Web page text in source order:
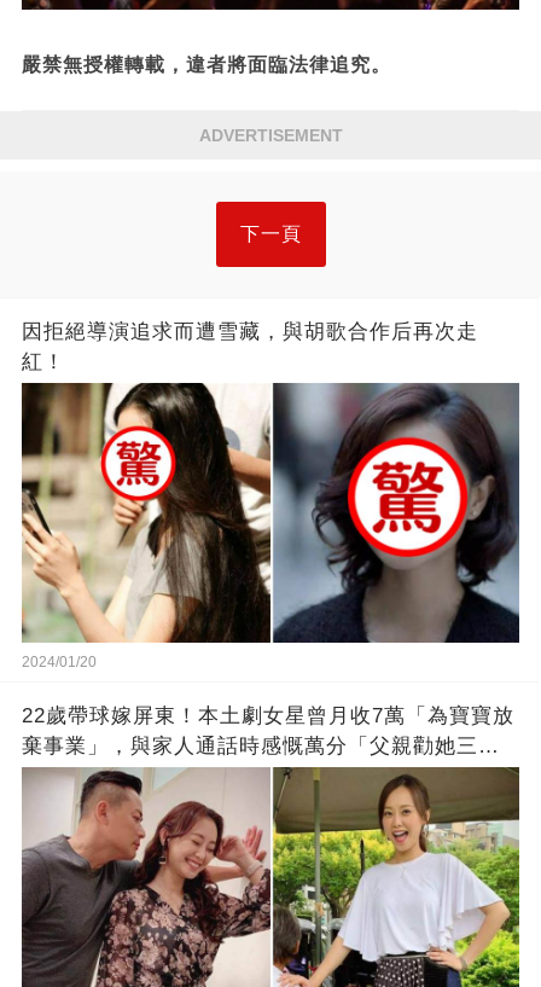
嚴禁無授權轉載，違者將面臨法律追究。
ADVERTISEMENT
下一頁
因拒絕導演追求而遭雪藏，與胡歌合作后再次走
紅！
2024/01/20
22歲帶球嫁屏東！本土劇女星曾月收7萬「為寶寶放
棄事業」，與家人通話時感慨萬分「父親勸她三
思」：只有過一次眼淚